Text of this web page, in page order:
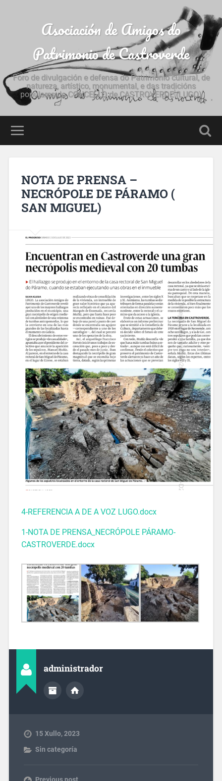
Asociación de Amigos do
Patrimonio de Castroverde
Foro de divulgación e defensa do Patrimonio cultural, de
natureza, artístico, monumental, e das tradicións
populares do CONCELLO de CASTROVERDE (LUGO)
NOTA DE PRENSA –
NECRÓPOLE DE PÁRAMO (
SAN MIGUEL)
4-REFERENCIA A DE A VOZ LUGO.docx
1-NOTA DE PRENSA_NECRÓPOLE PÁRAMO-
CASTROVERDE.docx
administrador
15 Xullo, 2023
Sin categoría